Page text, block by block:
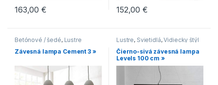
163,00€ 152,00€
Betónové / šedé, Lustre
Závesná lampa Cement 3 »
Lustre, Svietidlá,Vidiecky štýl
Čierno-sivá závesná lampa
Levels 100 cm »